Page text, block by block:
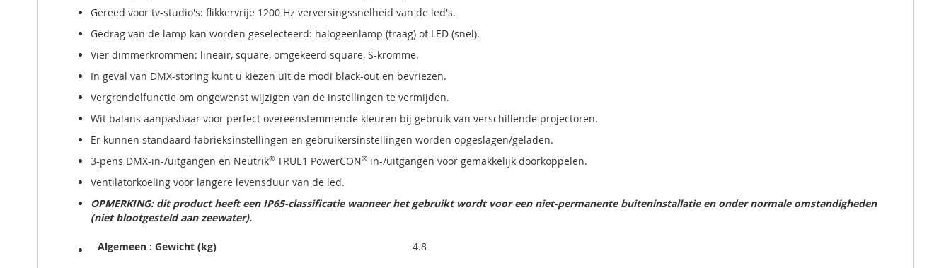
Gereed voor tv-studio's: flikkervrije 1200 Hz verversingssnelheid van de led's.
Gedrag van de lamp kan worden geselecteerd: halogeenlamp (traag) of LED (snel).
Vier dimmerkrommen: lineair, square, omgekeerd square, S-kromme.
In geval van DMX-storing kunt u kiezen uit de modi black-out en bevriezen.
Vergrendelfunctie om ongewenst wijzigen van de instellingen te vermijden.
Wit balans aanpasbaar voor perfect overeenstemmende kleuren bij gebruik van verschillende projectoren.
Er kunnen standaard fabrieksinstellingen en gebruikersinstellingen worden opgeslagen/geladen.
3-pens DMX-in-/uitgangen en Neutrik® TRUE1 PowerCON® in-/uitgangen voor gemakkelijk doorkoppelen.
Ventilatorkoeling voor langere levensduur van de led.
OPMERKING: dit product heeft een IP65-classificatie wanneer het gebruikt wordt voor een niet-permanente buiteninstallatie en onder normale omstandigheden
(niet blootgesteld aan zeewater).
Algemeen : Gewicht (kg) 4.8